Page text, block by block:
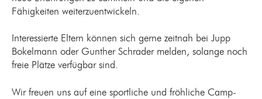
Fähigkeiten weiterzuentwickeln.
Interessierte Eltern können sich gerne zeitnah bei Jupp
Bokelmann oder Gunther Schrader melden, solange noch
freie Plätze verfügbar sind.
Wir freuen uns auf eine sportliche und fröhliche Camp-